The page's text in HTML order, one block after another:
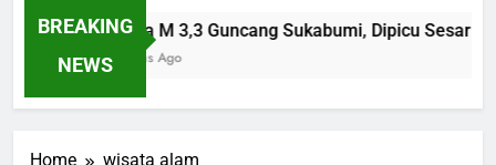
BREAKING
NEWS
Gempa M 3,3 Guncang Sukabumi, Dipicu Sesar
4 Months Ago
Home wisata alam